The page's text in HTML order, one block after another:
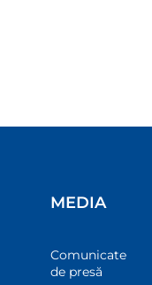
MEDIA
Comunicate
de presă